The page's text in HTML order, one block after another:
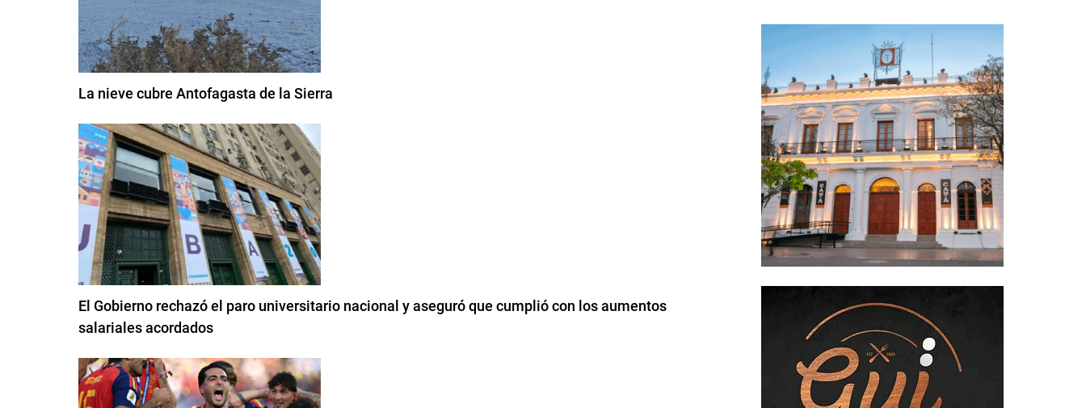
La nieve cubre Antofagasta de la Sierra
El Gobierno rechazó el paro universitario nacional y aseguró que cumplió con los aumentos
salariales acordados